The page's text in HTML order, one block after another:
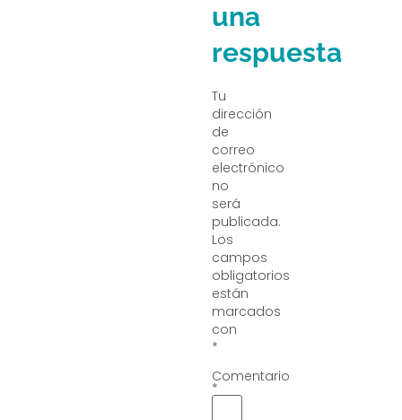
una
respuesta
Tu
dirección
de
correo
electrónico
no
será
publicada.
Los
campos
obligatorios
están
marcados
con
*
Comentario
*